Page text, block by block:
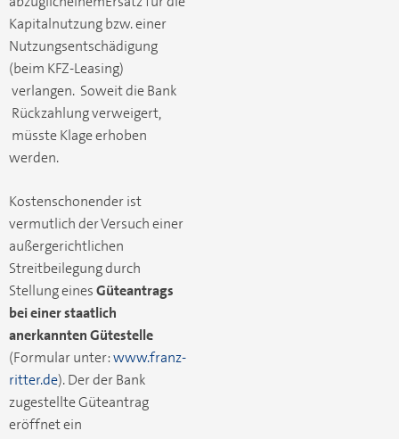
Kapitalnutzung bzw. einer
Nutzungsentschädigung
(beim KFZ-Leasing)
verlangen. Soweit die Bank
Rückzahlung verweigert,
müsste Klage erhoben
werden.
Kostenschonender ist
vermutlich der Versuch einer
außergerichtlichen
Streitbeilegung durch
Stellung einesGüteantrags
bei einer staatlich
anerkannten Gütestelle
(Formular unter:www.franz-
ritter.de). Der der Bank
zugestellte Güteantrag
eröffnet ein